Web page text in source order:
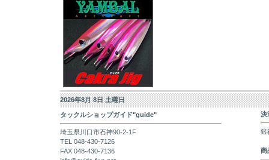
2026年8月 8日 土曜日
タックルショップガイド"guide"
埼玉県川口市石神90-2-1F
TEL 048-430-7126
FAX 048-430-7136
決
銀
商